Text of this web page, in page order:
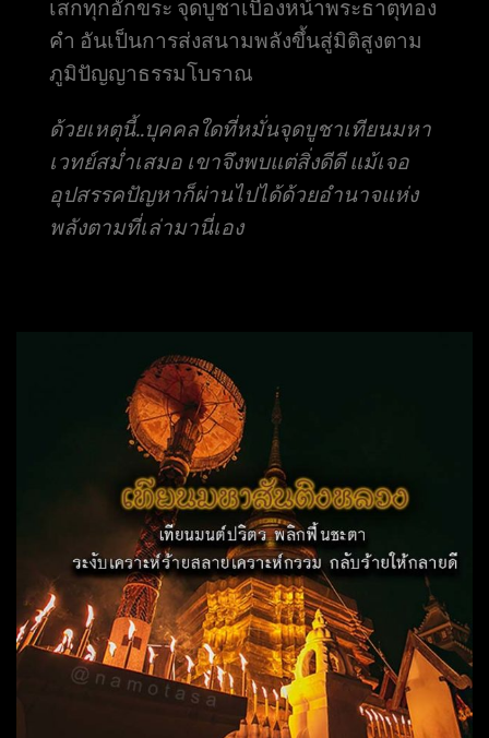
เสกทุกอักขระ จุดบูชาเบื้องหน้าพระธาตุทอง
คำ อันเป็นการส่งสนามพลังขึ้นสู่มิติสูงตาม
ภูมิปัญญาธรรมโบราณ
ด้วยเหตุนี้..บุคคลใดที่หมั่นจุดบูชาเทียนมหา
เวทย์สม่ำเสมอ เขาจึงพบแต่สิ่งดีดี แม้เจอ
อุปสรรคปัญหาก็ผ่านไปได้ด้วยอำนาจแห่ง
พลังตามที่เล่ามานี่เอง